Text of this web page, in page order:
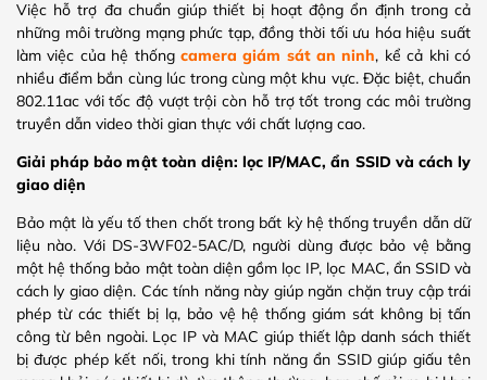
Việc hỗ trợ đa chuẩn giúp thiết bị hoạt động ổn định trong cả
những môi trường mạng phức tạp, đồng thời tối ưu hóa hiệu suất
làm việc của hệ thống camera giám sát an ninh, kể cả khi có
nhiều điểm bắn cùng lúc trong cùng một khu vực. Đặc biệt, chuẩn
802.11ac với tốc độ vượt trội còn hỗ trợ tốt trong các môi trường
truyền dẫn video thời gian thực với chất lượng cao.
Giải pháp bảo mật toàn diện: lọc IP/MAC, ẩn SSID và cách ly
giao diện
Bảo mật là yếu tố then chốt trong bất kỳ hệ thống truyền dẫn dữ
liệu nào. Với DS-3WF02-5AC/D, người dùng được bảo vệ bằng
một hệ thống bảo mật toàn diện gồm lọc IP, lọc MAC, ẩn SSID và
cách ly giao diện. Các tính năng này giúp ngăn chặn truy cập trái
phép từ các thiết bị lạ, bảo vệ hệ thống giám sát không bị tấn
công từ bên ngoài. Lọc IP và MAC giúp thiết lập danh sách thiết
bị được phép kết nối, trong khi tính năng ẩn SSID giúp giấu tên